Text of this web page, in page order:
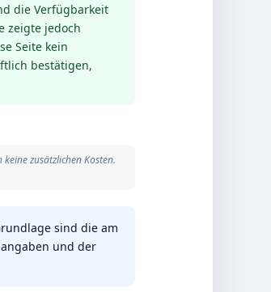
die Verfügbarkeit
zeigte jedoch
Seite kein
bestätigen,
zusätzlichen Kosten.
sind die am
und der